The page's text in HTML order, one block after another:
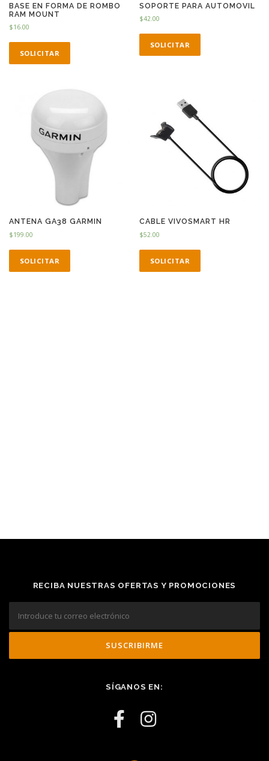
BASE EN FORMA DE ROMBO
RAM MOUNT
$16.00
SOLICITAR
SOPORTE PARA AUTOMOVIL
$42.00
SOLICITAR
ANTENA GA38 GARMIN
$199.00
SOLICITAR
CABLE VIVOSMART HR
$52.00
SOLICITAR
RECIBA NUESTRAS OFERTAS Y PROMOCIONES
SÍGANOS EN: